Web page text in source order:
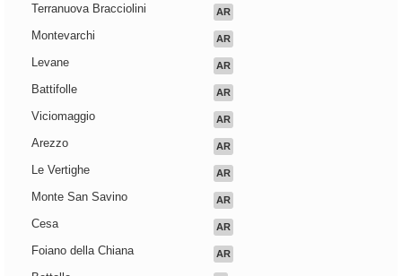
Terranuova Bracciolini AR
Montevarchi AR
Levane AR
Battifolle AR
Viciomaggio AR
Arezzo AR
Le Vertighe AR
Monte San Savino AR
Cesa AR
Foiano della Chiana AR